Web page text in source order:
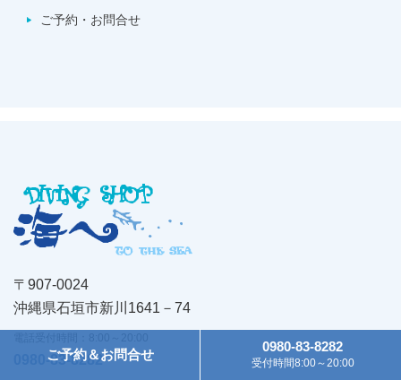
ご予約・お問合せ
〒907-0024
沖縄県石垣市新川1641－74
0980-83-8282
ご予約＆お問合せ
0980-83-8282
受付時間8:00～20:00